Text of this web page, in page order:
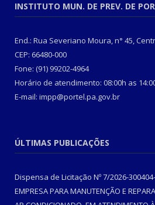
INSTITUTO MUN. DE PREV. DE
End.: Rua Severiano Moura, n° 45,
CEP: 66480-000
Fone: (91) 99202-4964
Horário de atendimento: 08:00h as
E-mail: impp@portel.pa.gov.br
ÚLTIMAS PUBLICAÇÕES
Dispensa de Licitação Nº 7/2026-300404-
EMPRESA PARA MANUTENÇÃO E